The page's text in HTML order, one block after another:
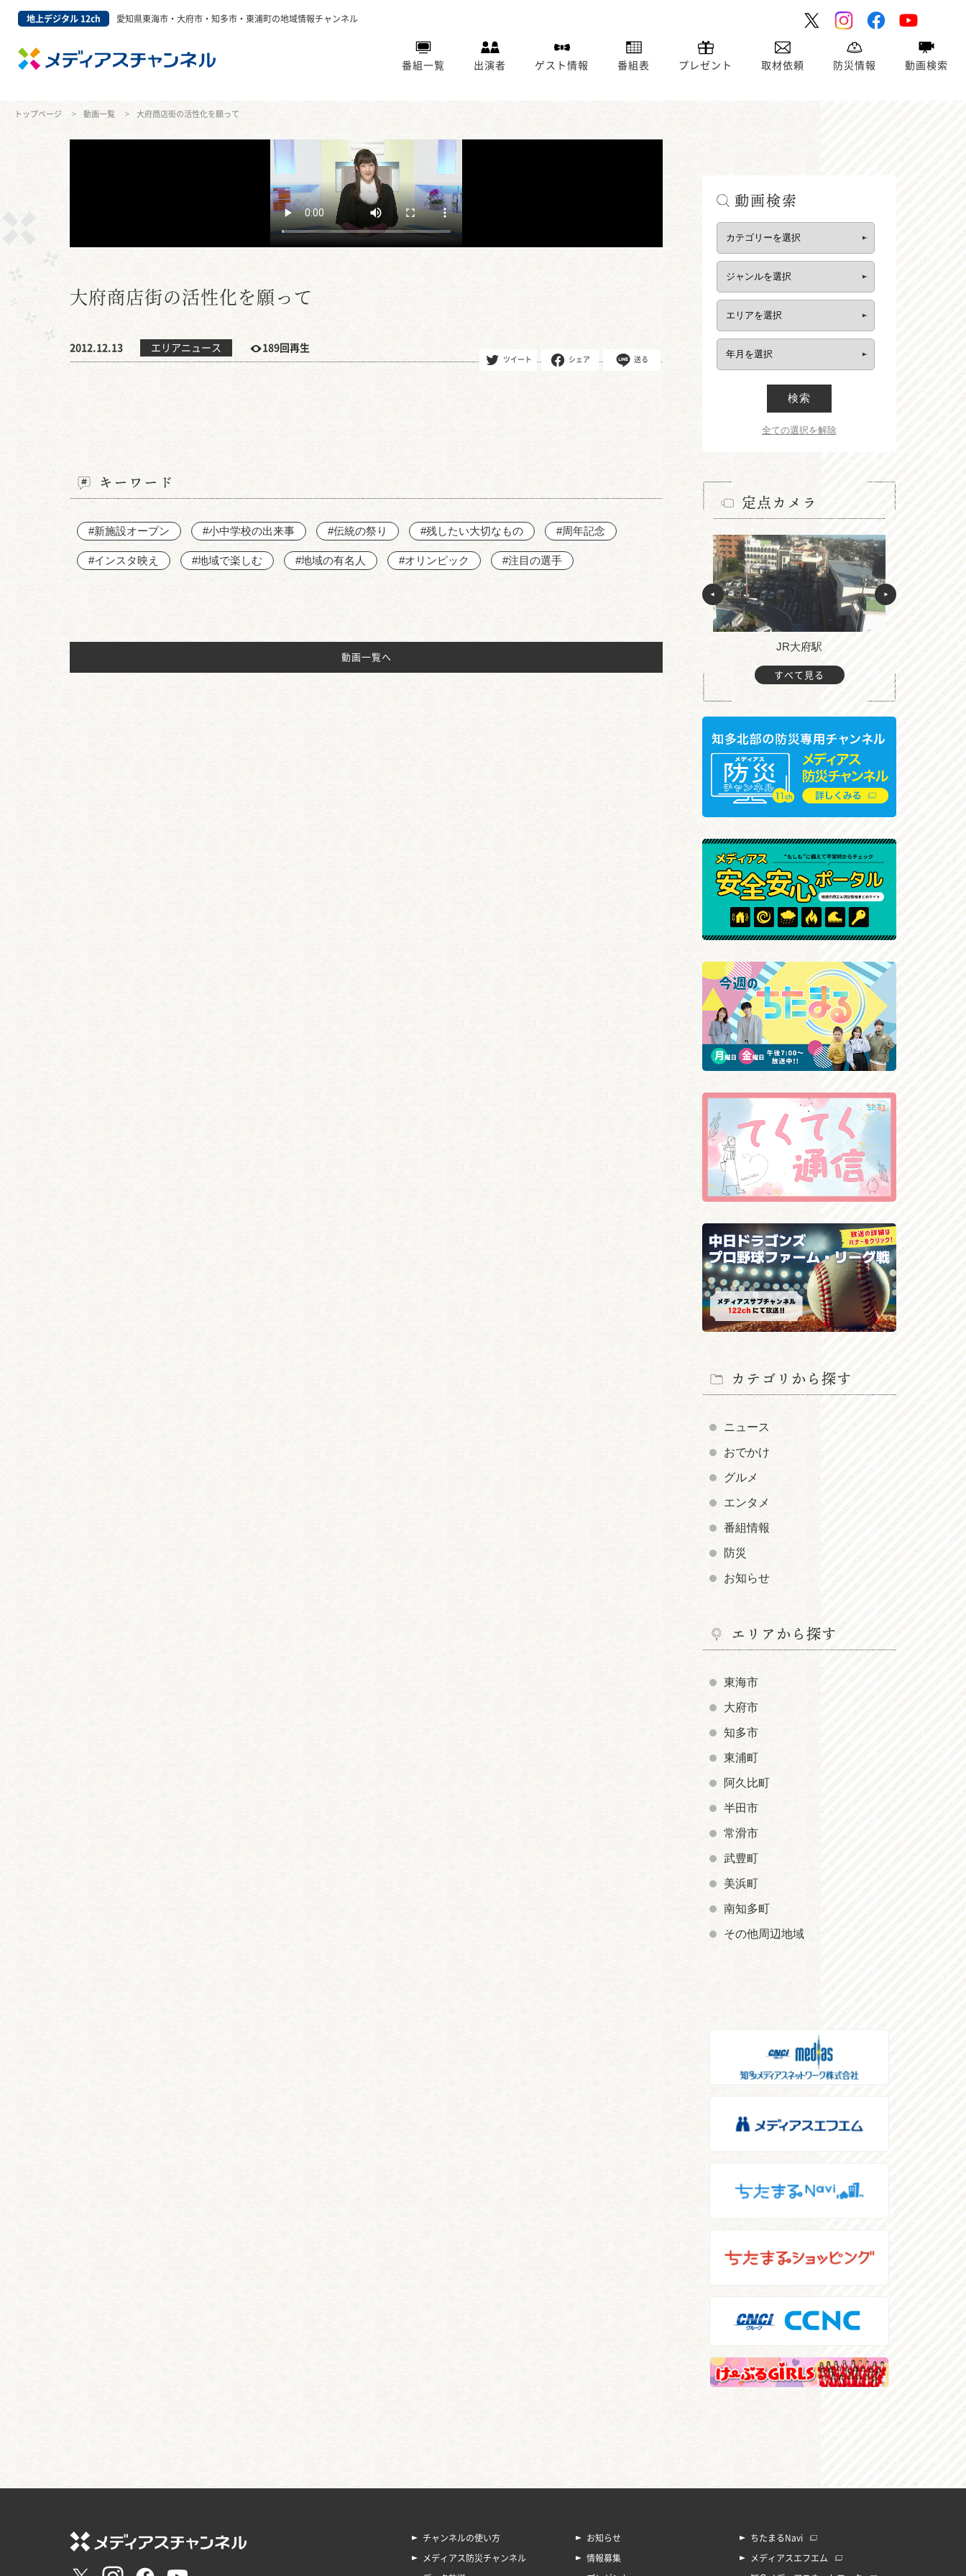
地上デジタル 12ch 愛知県東海市・大府市・知多市・東浦町の地域情報チャンネル
番組一覧 出演者 ゲスト情報 番組表 プレゼント 取材依頼 防災情報 動画検索
トップページ 動画一覧 大府商店街の活性化を願って
大府商店街の活性化を願って
2012.12.13 エリアニュース 189回再生
ツイート シェア 送る
キーワード
#新施設オープン #小中学校の出来事 #伝統の祭り #残したい大切なもの #周年記念
#インスタ映え #地域で楽しむ #地域の有名人 #オリンピック #注目の選手
動画一覧へ
動画検索
検索
全ての選択を解除
定点カメラ
JR大府駅
すべて見る
カテゴリから探す
ニュース
おでかけ
グルメ
エンタメ
番組情報
防災
お知らせ
エリアから探す
東海市
大府市
知多市
東浦町
阿久比町
半田市
常滑市
武豊町
美浜町
南知多町
その他周辺地域
チャンネルの使い方
メディアス防災チャンネル
お知らせ
情報募集
ちたまるNavi
メディアスエフエム